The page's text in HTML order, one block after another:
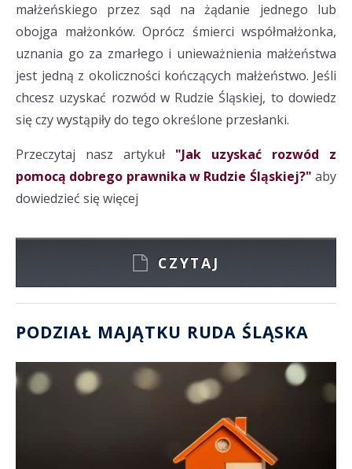
małżeńskiego przez sąd na żądanie jednego lub
obojga małżonków. Oprócz śmierci współmałżonka,
uznania go za zmarłego i unieważnienia małżeństwa
jest jedną z okoliczności kończących małżeństwo. Jeśli
chcesz uzyskać rozwód w Rudzie Śląskiej, to dowiedz
się czy wystąpiły do tego określone przesłanki.
Przeczytaj nasz artykuł "Jak uzyskać rozwód z
pomocą dobrego prawnika w Rudzie Śląskiej?" aby
dowiedzieć się więcej
CZYTAJ
PODZIAŁ MAJĄTKU RUDA ŚLĄSKA